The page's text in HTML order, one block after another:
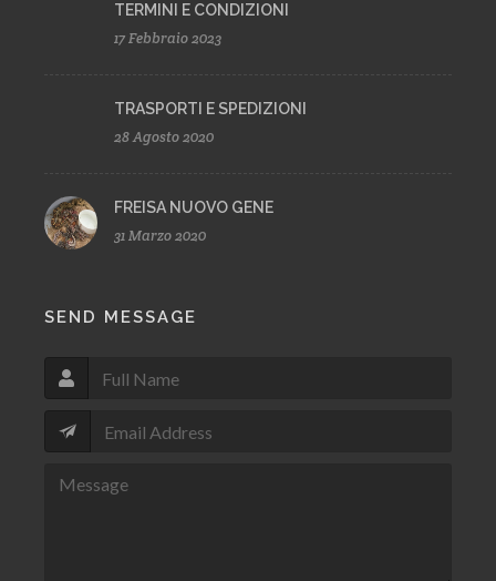
TERMINI E CONDIZIONI
17 Febbraio 2023
TRASPORTI E SPEDIZIONI
28 Agosto 2020
FREISA NUOVO GENE
31 Marzo 2020
SEND MESSAGE